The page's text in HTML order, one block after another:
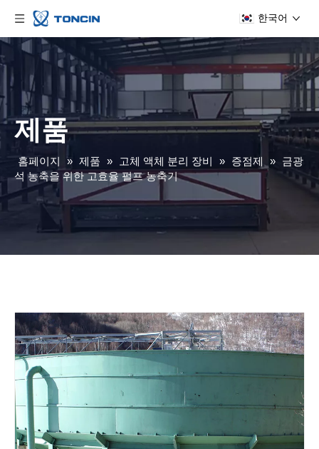
한국어
제품
홈페이지 » 제품 » 고체 액체 분리 장비 » 증점제 » 금광
석 농축을 위한 고효율 펄프 농축기